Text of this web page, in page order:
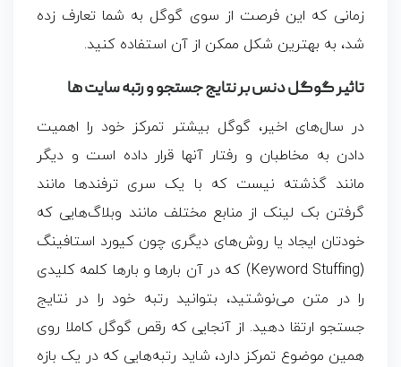
زمانی که این فرصت از سوی گوگل به شما تعارف زده
شد، به بهترین شکل ممکن از آن استفاده کنید.
تاثیر گوگل دنس بر نتایج جستجو و رتبه سایت ها
در سال‌های اخیر، گوگل بیشتر تمرکز خود را اهمیت
دادن به مخاطبان و رفتار آنها قرار داده است و دیگر
مانند گذشته نیست که با یک سری ترفندها مانند
گرفتن بک لینک از منابع مختلف مانند وبلاگ‌هایی که
خودتان ایجاد یا روش‌های دیگری چونکیورد استافینگ
(Keyword Stuffing)
که در آن بارها و بارها کلمه کلیدی
را در متن می‌نوشتید، بتوانید رتبه خود را در نتایج
جستجو ارتقا دهید. از آنجایی که رقص گوگل کاملا روی
همین موضوع تمرکز دارد، شاید رتبه‌هایی که در یک بازه